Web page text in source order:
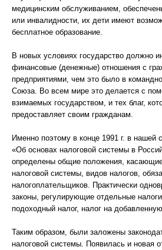
медицинским обслуживанием,
или инвалидности, их дети имеют
бесплатное образование.
В новых условиях государство должно
финансовые (денежные) отношения с
предприятиями, чем это было в
Союза. Во всем мире это делается с
взимаемых государством, и тех благ,
предоставляет своим гражданам.
Именно поэтому в конце 1991 г. в нашей
«Об основах налоговой системы в
определены общие положения,
налоговой системы, видов налогов,
налогоплательщиков. Практически
законы, регулирующие отдельные
подоходный налог, налог на
Таким образом, были заложены
налоговой системы. Появилась и новая